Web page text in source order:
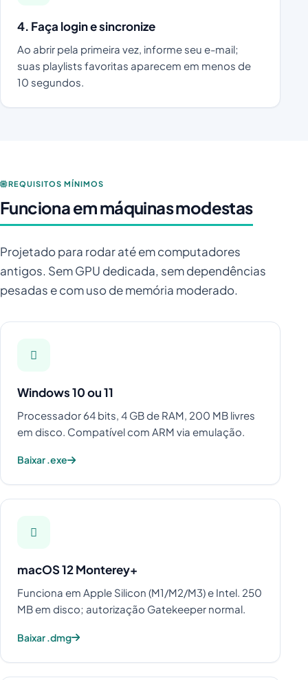
4. Faça login e sincronize
Ao abrir pela primeira vez, informe seu e-mail;
suas playlists favoritas aparecem em menos de
10 segundos.
REQUISITOS MÍNIMOS
Funciona em máquinas modestas
Projetado para rodar até em computadores
antigos. Sem GPU dedicada, sem dependências
pesadas e com uso de memória moderado.
Windows 10 ou 11
Processador 64 bits, 4 GB de RAM, 200 MB livres
em disco. Compatível com ARM via emulação.
Baixar .exe
macOS 12 Monterey+
Funciona em Apple Silicon (M1/M2/M3) e Intel. 250
MB em disco; autorização Gatekeeper normal.
Baixar .dmg